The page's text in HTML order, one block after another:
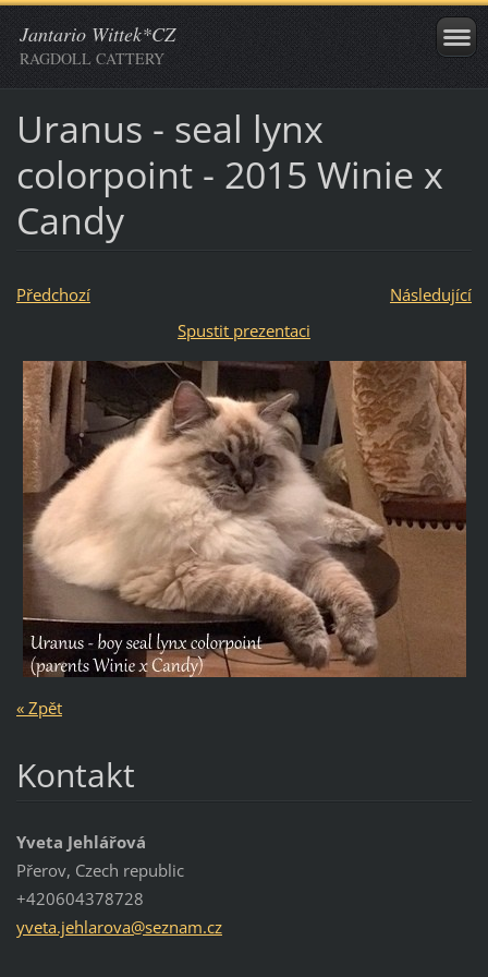
Jantario Wittek*CZ
RAGDOLL CATTERY
Uranus - seal lynx
colorpoint - 2015 Winie x
Candy
Předchozí
Následující
Spustit prezentaci
« Zpět
Kontakt
Yveta Jehlářová
Přerov, Czech republic
+420604378728
yveta.jehlarova@seznam.cz